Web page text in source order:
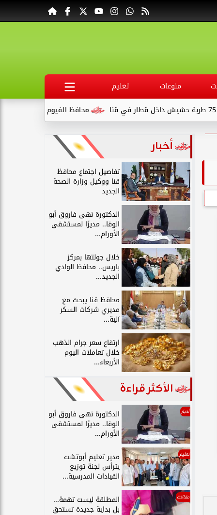
منوعات
تعليم
محافظ الفيوم يوجه بحل مشكلة تسريب مياه الري
أخبار
تفاصيل اجتماع محافظ
قنا ووكيل وزارة الصحة
الجديد
الدكتورة نهى فاروق أبو
الوفا.. مديرًا لمستشفى
الأورام...
خلال جولتها بمركز
باريس.. محافظ الوادي
الجديد...
محافظ قنا يبحث مع
مديري شركات السكر
آلية...
ارتفاع سعر جرام الذهب
خلال تعاملات اليوم
الأربعاء...
الأكثر قراءة
أخبار الدكتورة نهى فاروق أبو
الوفا.. مديرًا لمستشفى
الأورام...
تعليم مدير تعليم أبوتشت
يترأس لجنة توزيع
القيادات المدرسية...
مقالات المطلقة ليست تهمة...
بل بداية جديدة تستحق